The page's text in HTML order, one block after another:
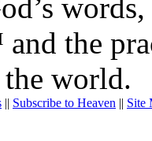
and the
world.
|| Subscribe to Heaven || Site